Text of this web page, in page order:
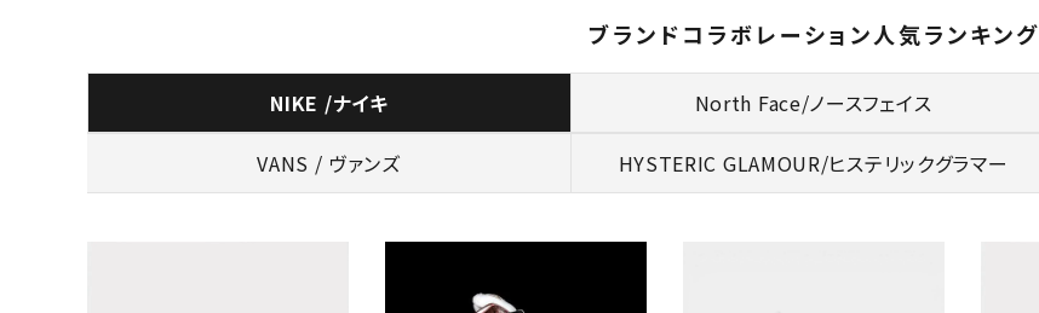
ブランドコラボレーション人気ランキング
NIKE /ナイキ North Face/ノースフェイス
VANS / ヴァンズ HYSTERIC GLAMOUR/ヒステリックグラマー